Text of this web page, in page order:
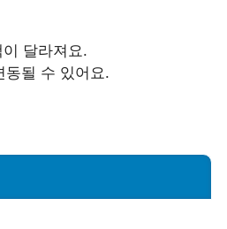
달라져요.
동될 수 있어요.